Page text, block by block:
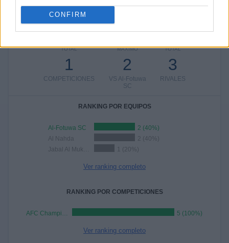
CONFIRM
60%
2 partidos de visitante
40%
TOTAL
3
RIVALES
MÁXIMO
2
VS Al-Fotuwa
SC
TOTAL
1
COMPETICIONES
RANKING POR EQUIPOS
Al-Fotuwa SC
2 (40%)
Al Nahda
2 (40%)
1 (20%)
Ver ranking completo
RANKING POR COMPETICIONES
AFC Champions League Two 5 (100%)
Ver ranking completo